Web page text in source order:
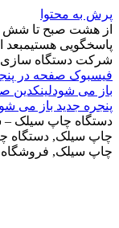
پرش به محتوا
از هشت صبح تا شش
پاسخگویی هستیمبعد
شرکت دستگاه سازی
فیسبوک صفحه در
باز می شودلینکدین
پنجره جدید باز می
دستگاه چاپ سیلک –
چاپ سیلک, دستگاه
چاپ سیلک,